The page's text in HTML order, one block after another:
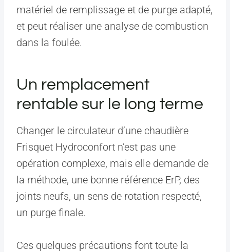
matériel de remplissage et de purge adapté,
et peut réaliser une analyse de combustion
dans la foulée.
Un remplacement
rentable sur le long terme
Changer le circulateur d’une chaudière
Frisquet Hydroconfort n’est pas une
opération complexe, mais elle demande de
la méthode, une bonne référence ErP, des
joints neufs, un sens de rotation respecté,
un purge finale.
Ces quelques précautions font toute la